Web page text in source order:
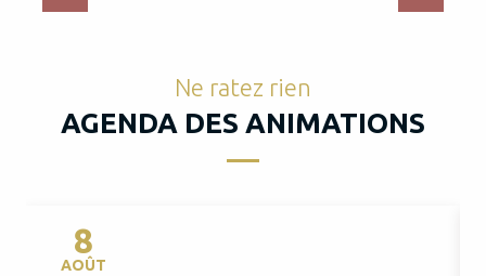
Ne ratez rien
AGENDA DES ANIMATIONS
8
AOÛT